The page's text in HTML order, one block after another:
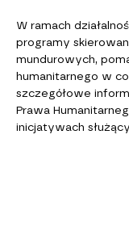
W ramach
programy
mundurowych,
humanitarnego w
szczegółowe
Prawa
inicjatywach